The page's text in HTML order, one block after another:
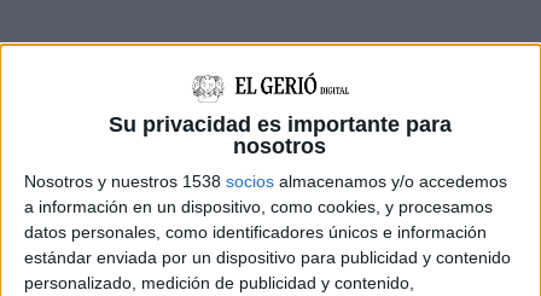
Su privacidad es importante para
nosotros
Nosotros y nuestros 1538 socios almacenamos y/o accedemos
a información en un dispositivo, como cookies, y procesamos
datos personales, como identificadores únicos e información
estándar enviada por un dispositivo para publicidad y contenido
personalizado, medición de publicidad y contenido,